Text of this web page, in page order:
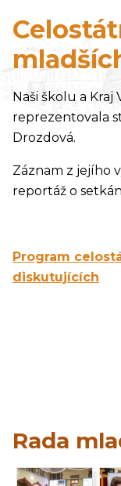
Naši školu a Kraj
reprezentovala
Drozdová.
Záznam z jejího
reportáž o
Program
diskutujících
Rada